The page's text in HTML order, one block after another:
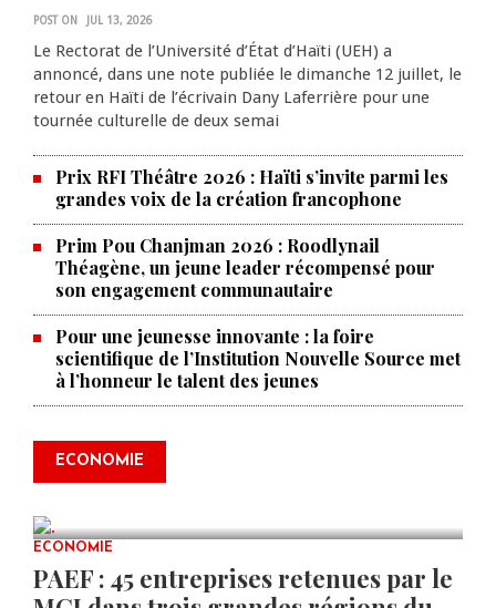
POST ON JUL 13, 2026
Le Rectorat de l’Université d’État d’Haïti (UEH) a
annoncé, dans une note publiée le dimanche 12 juillet, le
retour en Haïti de l’écrivain Dany Laferrière pour une
tournée culturelle de deux semai
Prix RFI Théâtre 2026 : Haïti s’invite parmi les
grandes voix de la création francophone
Prim Pou Chanjman 2026 : Roodlynail
Théagène, un jeune leader récompensé pour
son engagement communautaire
Pour une jeunesse innovante : la foire
scientifique de l’Institution Nouvelle Source met
à l’honneur le talent des jeunes
ECONOMIE
0 COMMENTS
Produire le savoir pour
2ᵉ édition de ses Journées
scientifiques
ECONOMIE
PAEF : 45 entreprises retenues par le